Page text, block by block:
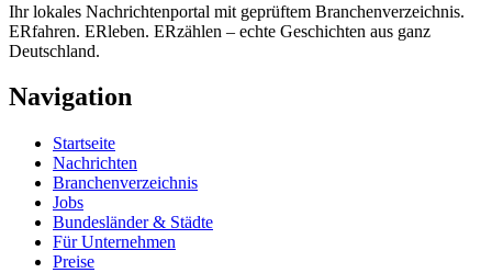
Ihr lokales Nachrichtenportal mit geprüftem Branchenverzeichnis.
ERfahren. ERleben. ERzählen – echte Geschichten aus ganz
Deutschland.
Navigation
Startseite
Nachrichten
Branchenverzeichnis
Jobs
Bundesländer & Städte
Für Unternehmen
Preise